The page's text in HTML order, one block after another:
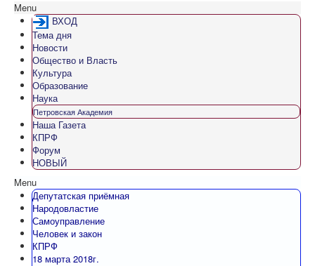
Menu
ВХОД
Тема дня
Новости
Общество и Власть
Культура
Образование
Наука
Петровская Академия
Наша Газета
КПРФ
Форум
НОВЫЙ
Menu
Депутатская приёмная
Народовластие
Самоуправление
Человек и закон
КПРФ
18 марта 2018г.